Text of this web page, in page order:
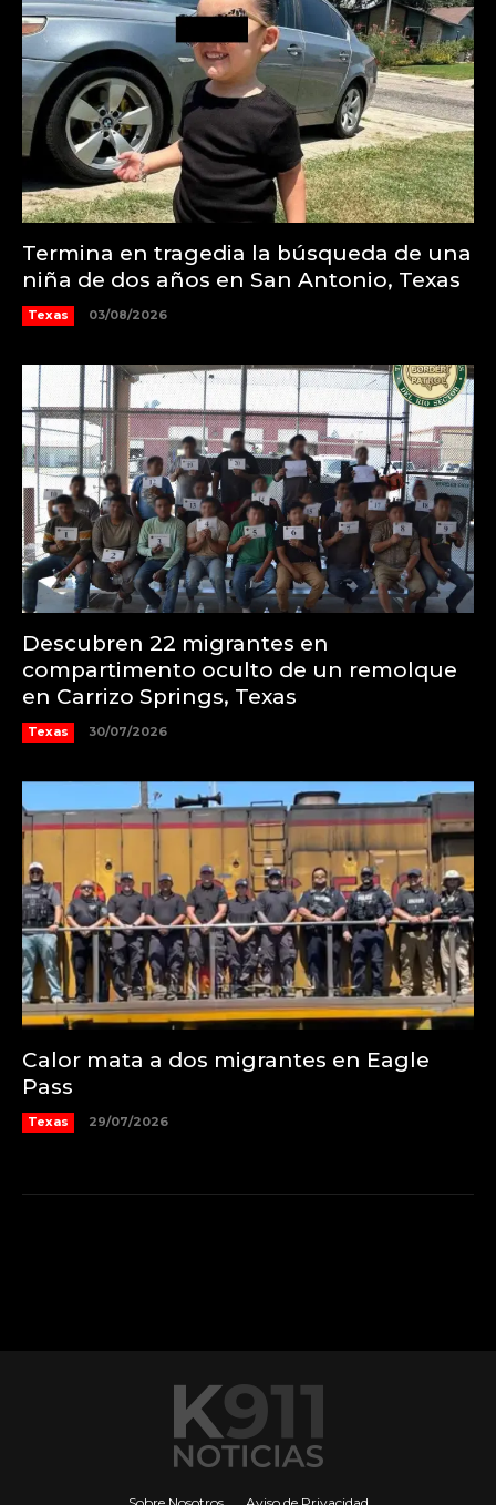
Termina en tragedia la búsqueda de una
niña de dos años en San Antonio, Texas
Texas 03/08/2026
Descubren 22 migrantes en
compartimento oculto de un remolque
en Carrizo Springs, Texas
Texas 30/07/2026
Calor mata a dos migrantes en Eagle
Pass
Texas 29/07/2026